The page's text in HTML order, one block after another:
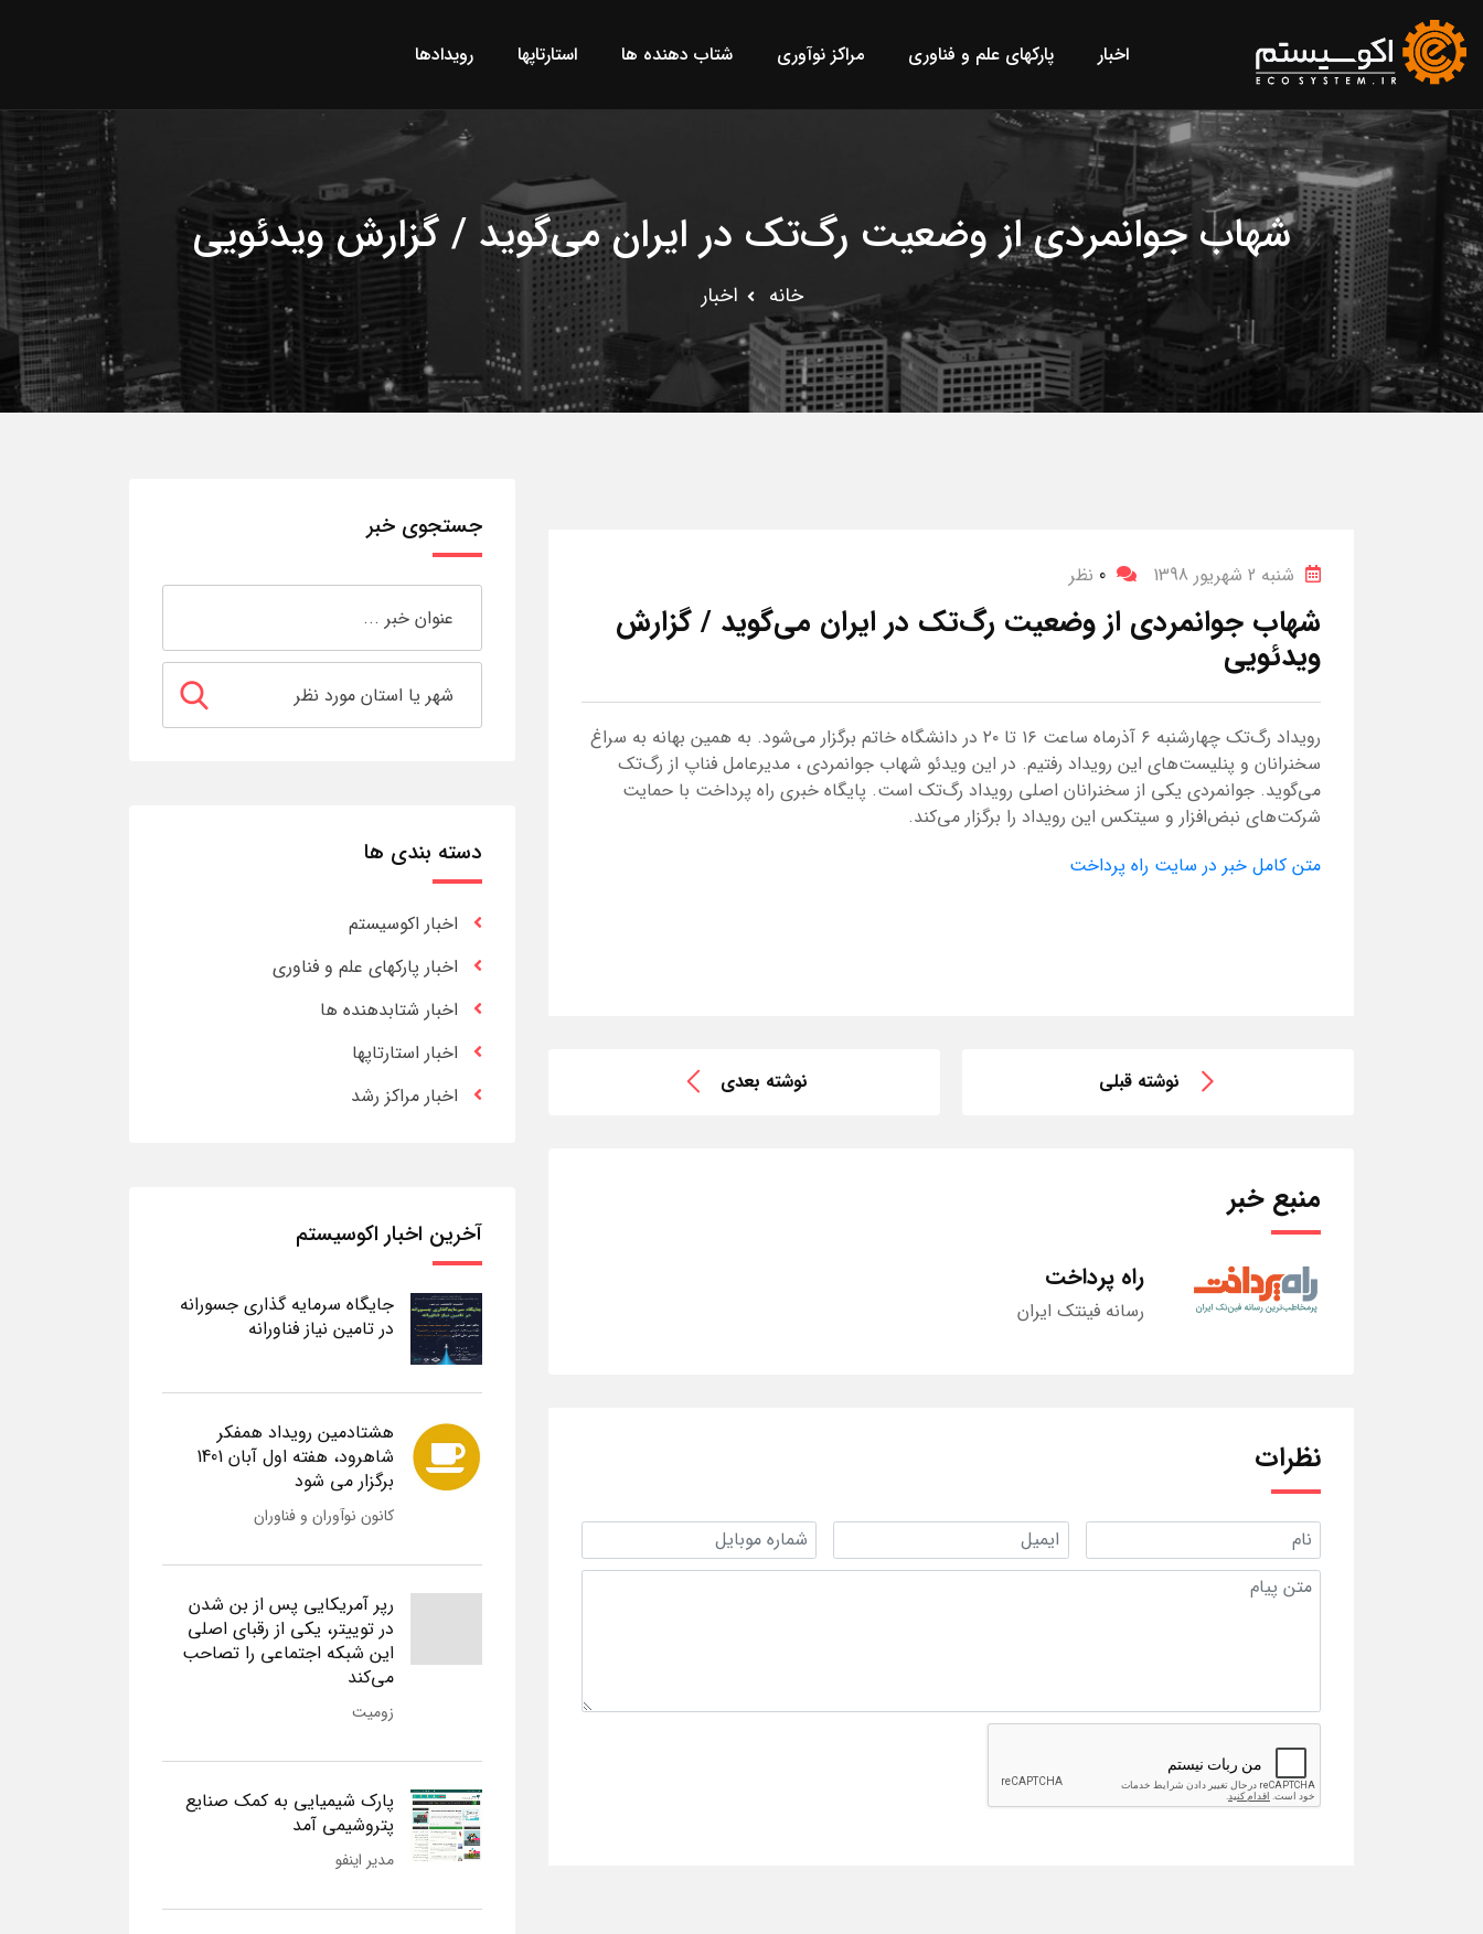
اخبار پارکهای علم و فناوری مراکز نوآوری شتاب دهنده ها استارتاپها رویدادها
شهاب جوانمردی از وضعیت رگ‌تک در ایران می‌گوید / گزارش ویدئویی
خانه اخبار
شنبه 2 شهریور 1398 0 نظر
شهاب جوانمردی از وضعیت رگ‌تک در ایران می‌گوید / گزارش
ویدئویی
رویداد رگ‌تک چهارشنبه ۶ آذرماه ساعت ۱۶ تا ۲۰ در دانشگاه خاتم برگزار می‌شود. به همین بهانه به سراغ
سخنرانان و پنلیست‌های این رویداد رفتیم. در این ویدئو شهاب جوانمردی ، مدیرعامل فناپ از رگ‌تک
می‌گوید. جوانمردی یکی از سخنرانان اصلی رویداد رگ‌تک است. پایگاه خبری راه پرداخت با حمایت
شرکت‌های نبض‌افزار و سیتکس این رویداد را برگزار می‌کند.
متن کامل خبر در سایت راه پرداخت
نوشته قبلی نوشته بعدی
منبع خبر
راه پرداخت
رسانه فینتک ایران
نظرات
جستجوی خبر
دسته بندی ها
اخبار اکوسیستم
اخبار پارکهای علم و فناوری
اخبار شتابدهنده ها
اخبار استارتاپها
اخبار مراکز رشد
آخرین اخبار اکوسیستم
جایگاه سرمایه گذاری جسورانه
در تامین نیاز فناورانه
هشتادمین رویداد همفکر
شاهرود، هفته اول آبان 1401
برگزار می شود
کانون نوآوران و فناوران
رپر آمریکایی پس از بن شدن
در توییتر، یکی از رقبای اصلی
این شبکه اجتماعی را تصاحب
می‌کند
زومیت
پارک شیمیایی به کمک صنایع
پتروشیمی آمد
مدیر اینفو